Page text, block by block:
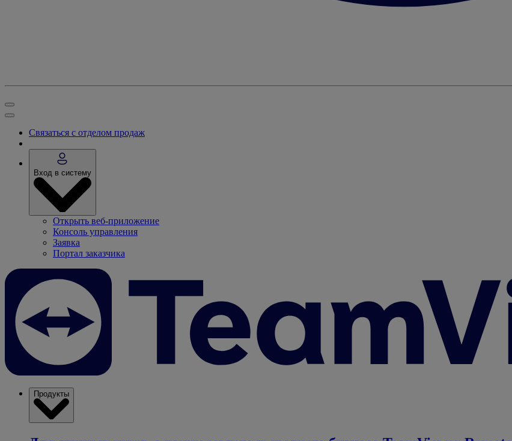
Связаться с отделом продаж
Вход в систему
Открыть веб-приложение
Консоль управления
Заявка
Портал заказчика
Продукты